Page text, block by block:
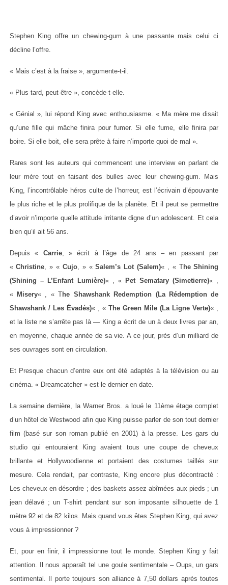
Stephen King offre un chewing-gum à une passante mais celui ci
décline l’offre.
« Mais c’est à la fraise », argumente-t-il.
« Plus tard, peut-être », concède-t-elle.
« Génial », lui répond King avec enthousiasme. « Ma mère me disait
qu’une fille qui mâche finira pour fumer. Si elle fume, elle finira par
boire. Si elle boit, elle sera prête à faire n’importe quoi de mal ».
Rares sont les auteurs qui commencent une interview en parlant de
leur mère tout en faisant des bulles avec leur chewing-gum. Mais
King, l’incontrôlable héros culte de l’horreur, est l’écrivain d’épouvante
le plus riche et le plus prolifique de la planète. Et il peut se permettre
d’avoir n’importe quelle attitude irritante digne d’un adolescent. Et cela
bien qu’il ait 56 ans.
Depuis« Carrie, » écrit à l’âge de 24 ans – en passant par
«Christine, » « Cujo, » «Salem’s Lot (Salem)« , « The Shining
(Shining – L’Enfant Lumière)« , « Pet Sematary (Simetierre)« ,
« Misery« , « The Shawshank Redemption (La Rédemption de
Shawshank / Les Évadés)« , « The Green Mile (La Ligne Verte)« ,
et la liste ne s’arrête pas là — King a écrit de un à deux livres par an,
en moyenne, chaque année de sa vie. A ce jour, près d’un milliard de
ses ouvrages sont en circulation.
Et Presque chacun d’entre eux ont été adaptés à la télévision ou au
cinéma. « Dreamcatcher » est le dernier en date.
La semaine dernière, la Warner Bros. a loué le 11ème étage complet
d’un hôtel de Westwood afin que King puisse parler de son tout dernier
film (basé sur son roman publié en 2001) à la presse. Les gars du
studio qui entouraient King avaient tous une coupe de cheveux
brillante et Hollywoodienne et portaient des costumes taillés sur
mesure. Cela rendait, par contraste, King encore plus décontracté :
Les cheveux en désordre ; des baskets assez abîmées aux pieds ; un
jean délavé ; un T-shirt pendant sur son imposante silhouette de 1
mètre 92 et de 82 kilos. Mais quand vous êtes Stephen King, qui avez
vous à impressionner ?
Et, pour en finir, il impressionne tout le monde. Stephen King y fait
attention. Il nous apparaît tel une goule sentimentale – Oups, un gars
sentimental. Il porte toujours son alliance à 7,50 dollars après toutes